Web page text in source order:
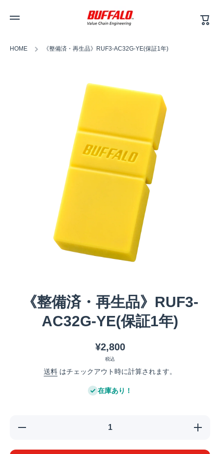
ー
ト
HOME 《整備済・再生品》RUF3-AC32G-YE(保証1年)
《整備済・再生品》RUF3-
AC32G-YE(保証1年)
¥2,800
税込
送料 はチェックアウト時に計算されます。
在庫あり！
《整備
RUF3-
《整備
RUF3-